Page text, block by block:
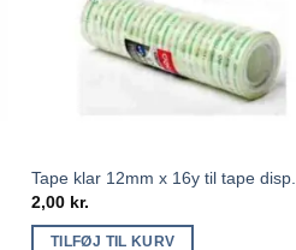
Tape klar 12mm x 16y til tape disp.
2,00 kr.
TILFØJ TIL KURV